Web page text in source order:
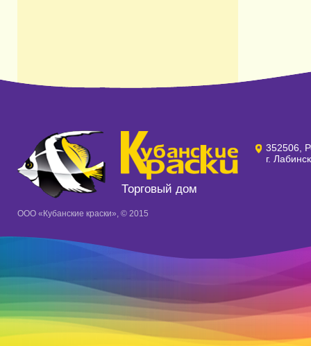
Торговый дом
352506,
г.
ООО «Кубанские краски», © 2015